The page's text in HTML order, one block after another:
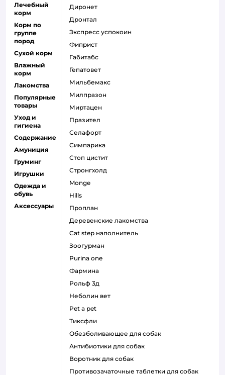
Лечебный
корм
Корм по
группе
пород
Сухой корм
Влажный
корм
Лакомства
Популярные
товары
Уход и
гигиена
Содержание
Амуниция
Груминг
Игрушки
Одежда и
обувь
Аксессуары
диронет
дронтал
экспресс успокоин
фиприст
габитабс
гепатовет
мильбемакс
милпразон
миртацен
празител
селафорт
симпарика
стоп цистит
стронгхолд
monge
hills
проплан
деревенские лакомства
cat step наполнитель
зоогурман
purina one
фармина
рольф 3д
неболин вет
pet a pet
тиксфли
обезболивающее для собак
антибиотики для собак
воротник для собак
противозачаточные таблетки для собак